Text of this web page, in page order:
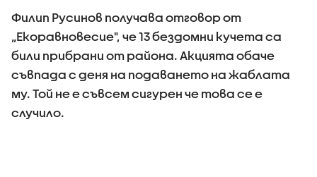
Филип Русинов получава отговор от
„Екоравновесие", че 13 бездомни кучета са
били прибрани от района. Акцията обаче
съвпада с деня на подаването на жаблата
му. Той не е съвсем сигурен че това се е
случило.